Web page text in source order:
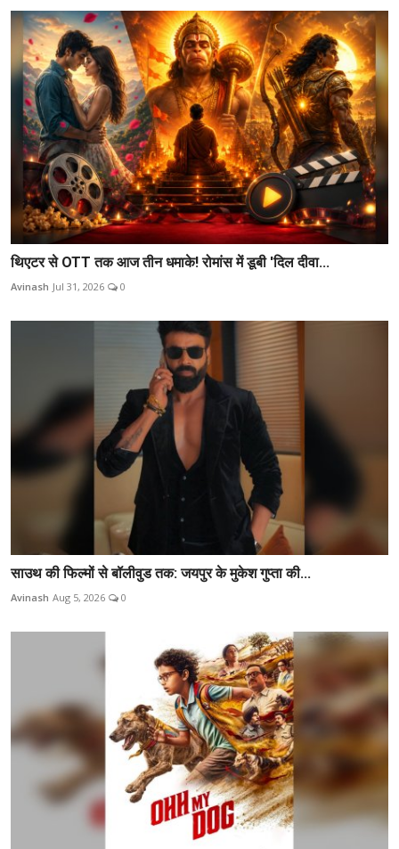
थिएटर से OTT तक आज तीन धमाके! रोमांस में डूबी 'दिल दीवा...
Avinash Jul 31, 2026 0
साउथ की फिल्मों से बॉलीवुड तक: जयपुर के मुकेश गुप्ता की...
Avinash Aug 5, 2026 0